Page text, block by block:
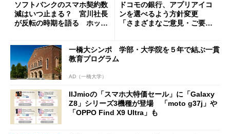
ソフトバンクのスマホ契約数
減はいつ止まる？ 宮川社長
が反転の時期を語る ホッピ
ドコモの銀行、アプリアイコ
ンを選べるよう方針変更
「さまざまなご意見・ご要望
一橋大シンポ 学部・大学院を５年で結ぶ一貫
教育プログラム
AD（一橋大学）
IIJmioの「スマホ大特価セール」に「Galaxy
Z8」シリーズ3機種が登場 「moto g37j」や
「OPPO Find X9 Ultra」も